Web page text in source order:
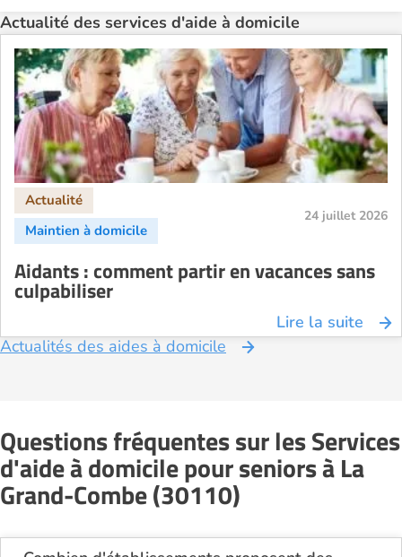
Aide à domicile Perpignan
Aide à domicile Rennes
Aide à domicile Saint-Etienne
Aide à domicile Toulouse
Recherche par ville
Actualité des services d'aide à domicile
24 juillet 2026
Aidants : comment partir en vacances sans
culpabiliser
Lire la suite
Actualités des aides à domicile
Questions fréquentes sur les Services
d'aide à domicile pour seniors à La
Grand-Combe (30110)